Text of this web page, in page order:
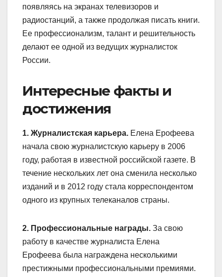
появляясь на экранах телевизоров и
радиостанций, а также продолжая писать книги.
Ее профессионализм, талант и решительность
делают ее одной из ведущих журналисток
России.
Интересные факты и
достижения
1. Журналистская карьера. Елена Ерофеева
начала свою журналистскую карьеру в 2006
году, работая в известной российской газете. В
течение нескольких лет она сменила несколько
изданий и в 2012 году стала корреспондентом
одного из крупных телеканалов страны.
2. Профессиональные награды. За свою
работу в качестве журналиста Елена
Ерофеева была награждена несколькими
престижными профессиональными премиями.